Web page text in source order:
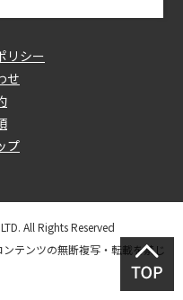
リシー
せ
プ
All Rights Reserved
テンツの無断複写・転載を禁じ